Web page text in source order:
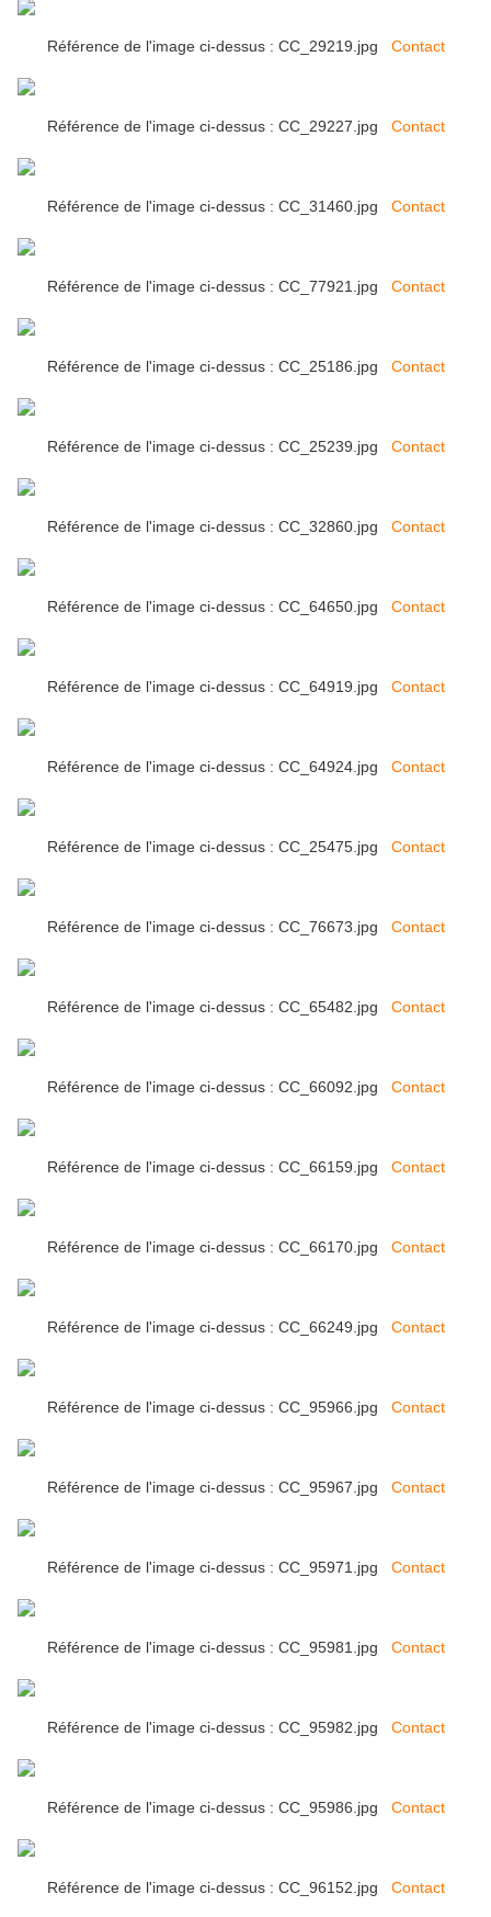
Référence de l'image ci-dessus : CC_29219.jpg Contact
Référence de l'image ci-dessus : CC_29227.jpg Contact
Référence de l'image ci-dessus : CC_31460.jpg Contact
Référence de l'image ci-dessus : CC_77921.jpg Contact
Référence de l'image ci-dessus : CC_25186.jpg Contact
Référence de l'image ci-dessus : CC_25239.jpg Contact
Référence de l'image ci-dessus : CC_32860.jpg Contact
Référence de l'image ci-dessus : CC_64650.jpg Contact
Référence de l'image ci-dessus : CC_64919.jpg Contact
Référence de l'image ci-dessus : CC_64924.jpg Contact
Référence de l'image ci-dessus : CC_25475.jpg Contact
Référence de l'image ci-dessus : CC_76673.jpg Contact
Référence de l'image ci-dessus : CC_65482.jpg Contact
Référence de l'image ci-dessus : CC_66092.jpg Contact
Référence de l'image ci-dessus : CC_66159.jpg Contact
Référence de l'image ci-dessus : CC_66170.jpg Contact
Référence de l'image ci-dessus : CC_66249.jpg Contact
Référence de l'image ci-dessus : CC_95966.jpg Contact
Référence de l'image ci-dessus : CC_95967.jpg Contact
Référence de l'image ci-dessus : CC_95971.jpg Contact
Référence de l'image ci-dessus : CC_95981.jpg Contact
Référence de l'image ci-dessus : CC_95982.jpg Contact
Référence de l'image ci-dessus : CC_95986.jpg Contact
Référence de l'image ci-dessus : CC_96152.jpg Contact